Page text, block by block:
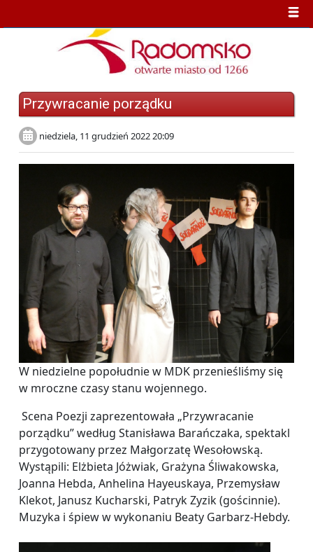
Przywracanie porządku
niedziela, 11 grudzień 2022 20:09
W niedzielne popołudnie w MDK przenieśliśmy się
w mroczne czasy stanu wojennego.
Scena Poezji zaprezentowała „Przywracanie
porządku” według Stanisława Barańczaka, spektakl
przygotowany przez Małgorzatę Wesołowską.
Wystąpili: Elżbieta Jóżwiak, Grażyna Śliwakowska,
Joanna Hebda, Anhelina Hayeuskaya, Przemysław
Klekot, Janusz Kucharski, Patryk Zyzik (gościnnie).
Muzyka i śpiew w wykonaniu Beaty Garbarz-Hebdy.